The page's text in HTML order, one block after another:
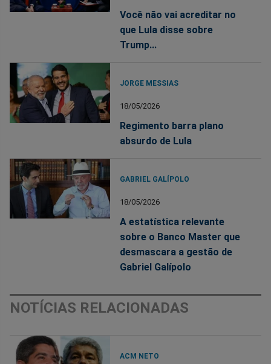
Você não vai acreditar no
que Lula disse sobre
Trump...
JORGE MESSIAS
18/05/2026
Regimento barra plano
absurdo de Lula
GABRIEL GALÍPOLO
18/05/2026
A estatística relevante
sobre o Banco Master que
desmascara a gestão de
Gabriel Galípolo
NOTÍCIAS RELACIONADAS
ACM NETO